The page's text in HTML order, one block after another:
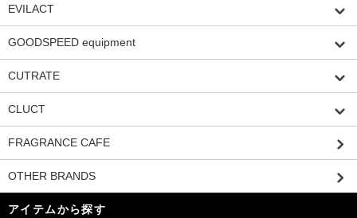
EVILACT
GOODSPEED equipment
CUTRATE
CLUCT
FRAGRANCE CAFE
OTHER BRANDS
アイテムから探す